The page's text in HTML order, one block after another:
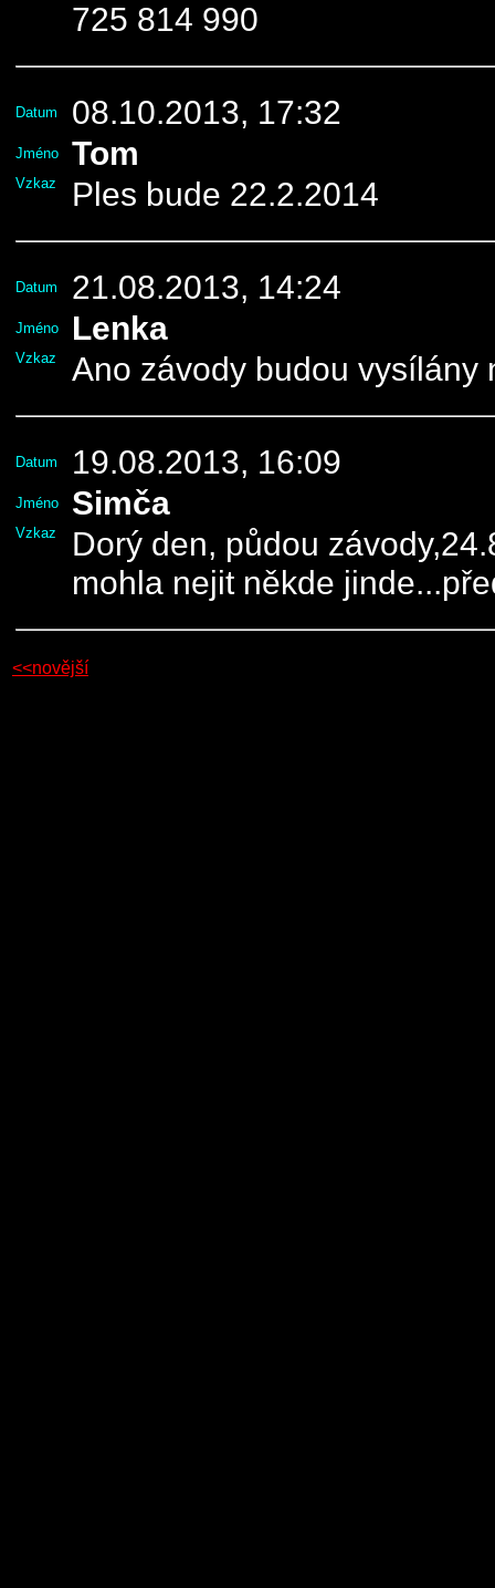
725 814 990
Datum 08.10.2013, 17:32
Jméno Tom
Vzkaz Ples bude 22.2.2014
Datum 21.08.2013, 14:24
Jméno Lenka
Vzkaz Ano závody budou vysílány
Datum 19.08.2013, 16:09
Jméno Simča
Vzkaz
Dorý den, půdou
mohla nejit někde
<<novější